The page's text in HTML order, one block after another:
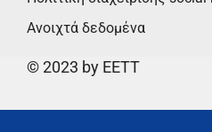
Ανοιχτά δεδομένα
© 2023 by EETT